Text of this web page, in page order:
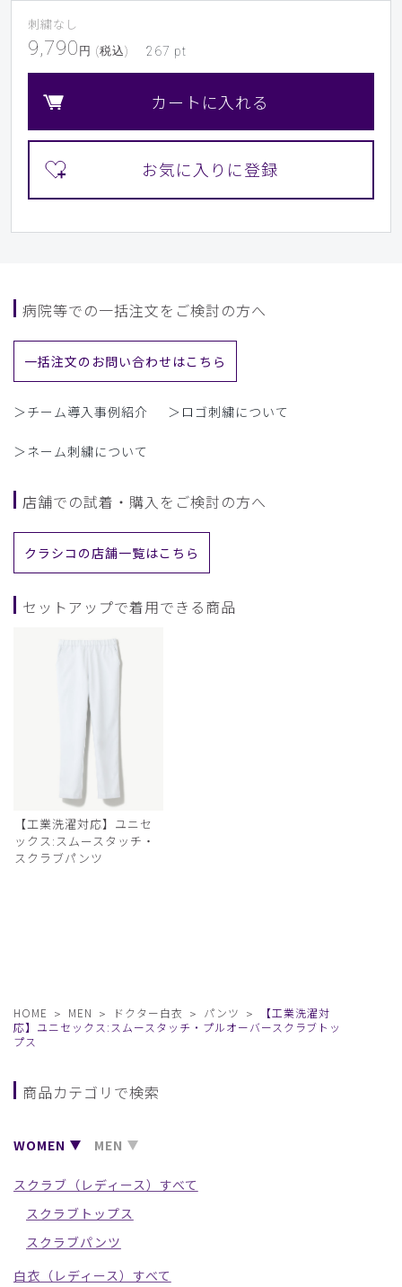
刺繍なし
9,790 円 (税込) 267 pt
カートに入れる
病院等での一括注文をご検討の方へ
一括注文のお問い合わせはこちら
＞チーム導入事例紹介 ＞ロゴ刺繍について
＞ネーム刺繍について
店舗での試着・購入をご検討の方へ
クラシコの店舗一覧はこちら
セットアップで着用できる商品
【工業洗濯対応】ユニセ
ックス:スムースタッチ・
スクラブパンツ
HOME MEN ドクター白衣 パンツ
【工業洗濯対
応】ユニセックス:スムースタッチ・プルオーバースクラブトッ
プス
商品カテゴリで検索
WOMEN MEN
スクラブ（レディース）すべて
スクラブトップス
スクラブパンツ
白衣（レディース）すべて